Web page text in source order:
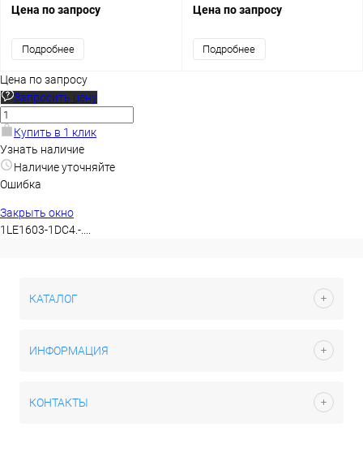
Цена по запросу
Подробнее
Цена по запросу
Подробнее
Цена по запросу
Запросить цену
Купить в 1 клик
Узнать наличие
Наличие уточняйте
Ошибка
Закрыть окно
1LE1603-1DC4.-....
КАТАЛОГ
ИНФОРМАЦИЯ
КОНТАКТЫ